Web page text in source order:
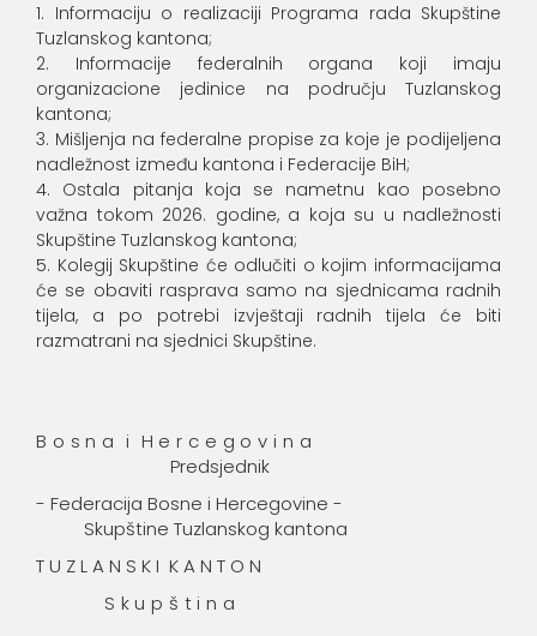
Informaciju o realizaciji Programa rada Skupštine
Tuzlanskog kantona;
Informacije federalnih organa koji imaju
organizacione jedinice na području Tuzlanskog
kantona;
Mišljenja na federalne propise za koje je podijeljena
nadležnost između kantona i Federacije BiH;
Ostala pitanja koja se nametnu kao posebno
važna tokom 2026. godine, a koja su u nadležnosti
Skupštine Tuzlanskog kantona;
Kolegij Skupštine će odlučiti o kojim informacijama
će se obaviti rasprava samo na sjednicama radnih
tijela, a po potrebi izvještaji radnih tijela će biti
razmatrani na sjednici Skupštine.
B o s n a i H e r c e g o v i n a
Predsjednik
- Federacija Bosne i Hercegovine -
Skupštine Tuzlanskog kantona
T U Z L A N S K I K A N T O N
S k u p š t i n a